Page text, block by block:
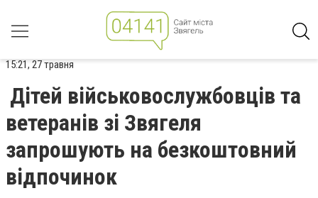
15:21, 27 травня
Дітей військовослужбовців та
ветеранів зі Звягеля
запрошують на безкоштовний
відпочинок